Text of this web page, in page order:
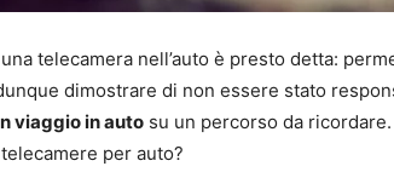
una telecamera nell’auto è presto detta:
dimostrare di non essere stato
viaggio in auto su un percorso da
per auto?